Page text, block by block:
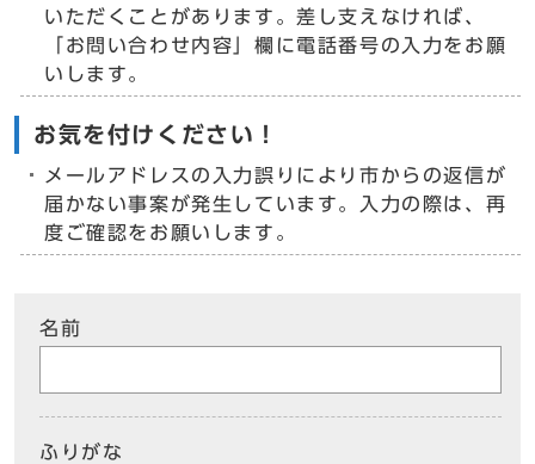
いただくことがあります。差し支えなければ、
「お問い合わせ内容」欄に電話番号の入力をお願
いします。
お気を付けください！
メールアドレスの入力誤りにより市からの返信が
届かない事案が発生しています。入力の際は、再
度ご確認をお願いします。
名前
ふりがな